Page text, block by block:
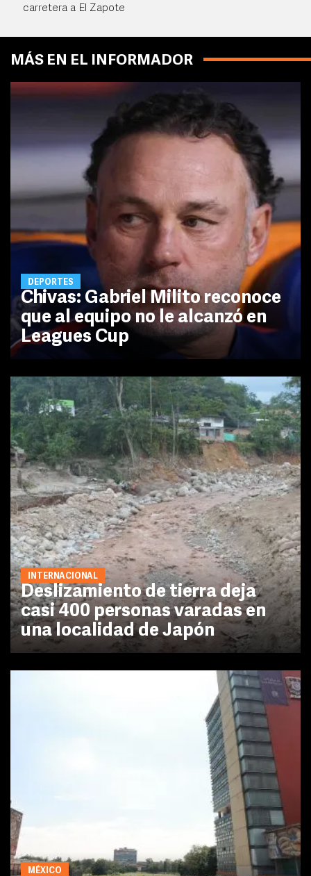
carretera a El Zapote
MÁS EN EL INFORMADOR
DEPORTES
Chivas: Gabriel Milito reconoce
que al equipo no le alcanzó en
Leagues Cup
INTERNACIONAL
Deslizamiento de tierra deja
casi 400 personas varadas en
una localidad de Japón
MÉXICO